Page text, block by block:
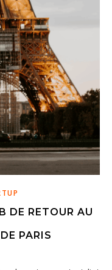
DE RETOUR AU
PARIS